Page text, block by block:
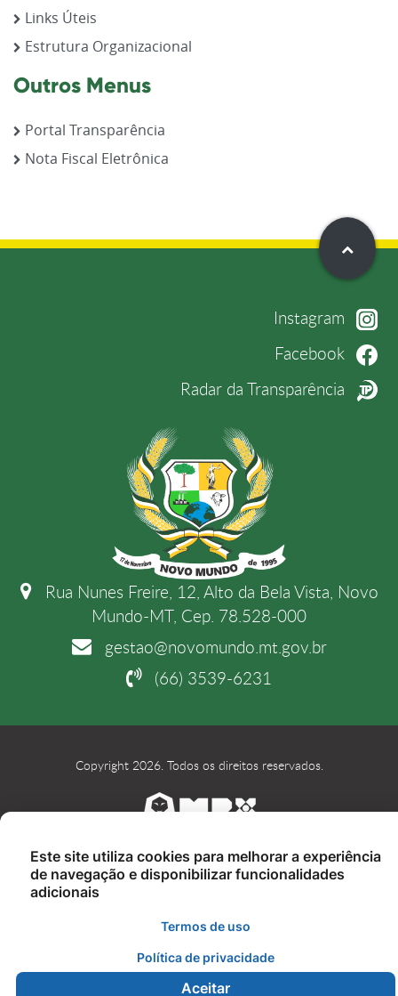
Links Úteis
Estrutura Organizacional
Outros Menus
Portal Transparência
Nota Fiscal Eletrônica
Instagram
Facebook
Radar da Transparência
Rua Nunes Freire, 12, Alto da Bela Vista, Novo
Mundo-MT, Cep. 78.528-000
gestao@novomundo.mt.gov.br
(66) 3539-6231
Copyright 2026. Todos os direitos reservados.
Este site utiliza cookies para melhorar a experiência
de navegação e disponibilizar funcionalidades
adicionais
Termos de uso
Política de privacidade
Aceitar